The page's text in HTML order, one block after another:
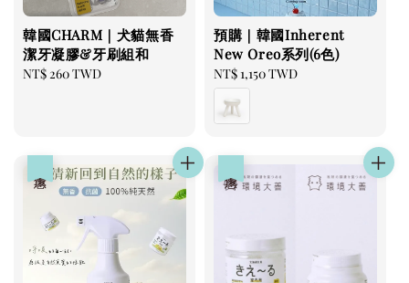
韓國CHARM｜犬貓無香
潔牙凝膠&牙刷組和
Regular
NT$ 260 TWD
預購｜韓國Inherent
New Oreo系列(6色)
Regular
price
NT$ 1,150 TWD